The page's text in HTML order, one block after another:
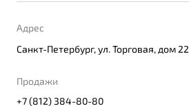
Адрес
Санкт-Петербург, ул. Торговая, дом 22
Продажи
+7 (812) 384-80-80